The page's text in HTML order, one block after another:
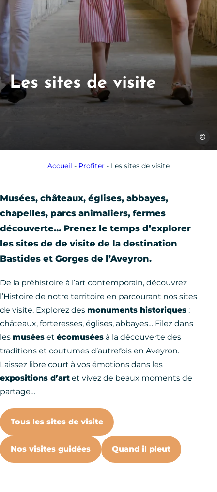
Julien
Les sites de visite
Accueil - Profiter - Les sites de visite
Musées, châteaux, églises, abbayes,
chapelles, parcs animaliers, fermes
découverte… Prenez le temps d’explorer
les sites de de visite de la destination
Bastides et Gorges de l’Aveyron.
De la préhistoire à l’art contemporain, découvrez
l’Histoire de notre territoire en parcourant nos sites
de visite. Explorez des monuments historiques :
châteaux, forteresses, églises, abbayes… Filez dans
les musées et écomusées à la découverte des
traditions et coutumes d’autrefois en Aveyron.
Laissez libre court à vos émotions dans les
expositions d’art et vivez de beaux moments de
partage…
Tous les sites de visite
Nos visites guidées Quand il pleut